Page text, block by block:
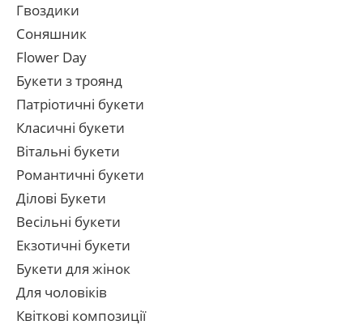
Гвоздики
Соняшник
Flower Day
Букети з троянд
Патріотичні букети
Класичні букети
Вітальні букети
Романтичні букети
Ділові Букети
Весільні букети
Екзотичні букети
Букети для жінок
Для чоловіків
Квіткові композиції